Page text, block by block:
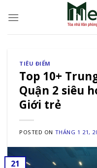
TIÊU ĐIỂM
Top 10+
Quận 2 siêu
Giới trẻ
POSTED ON THÁNG 1 21,
21